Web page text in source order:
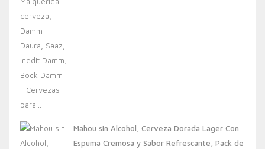
Mahou sin Alcohol, Cerveza Dorada Lager Con
Espuma Cremosa y Sabor Refrescante, Pack de